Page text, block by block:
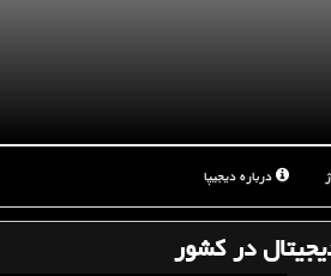
درباره دیجیپا
در كشور